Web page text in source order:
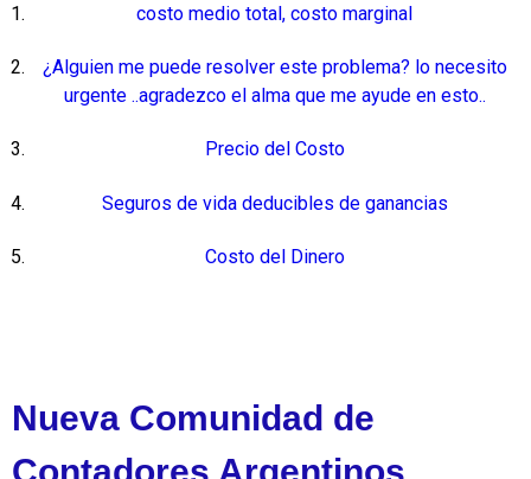
costo medio total, costo marginal
¿Alguien me puede resolver este problema? lo necesito
urgente ..agradezco el alma que me ayude en esto..
Precio del Costo
Seguros de vida deducibles de ganancias
Costo del Dinero
Nueva Comunidad de